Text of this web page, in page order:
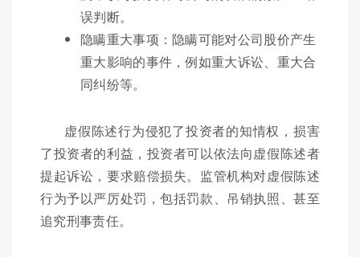
误判断。
隐瞒重大事项：隐瞒可能对公司股价产生
重大影响的事件，例如重大诉讼、重大合
同纠纷等。
虚假陈述行为侵犯了投资者的知情权，损害
了投资者的利益，投资者可以依法向虚假陈述者
提起诉讼，要求赔偿损失。监管机构对虚假陈述
行为予以严厉处罚，包括罚款、吊销执照、甚至
追究刑事责任。